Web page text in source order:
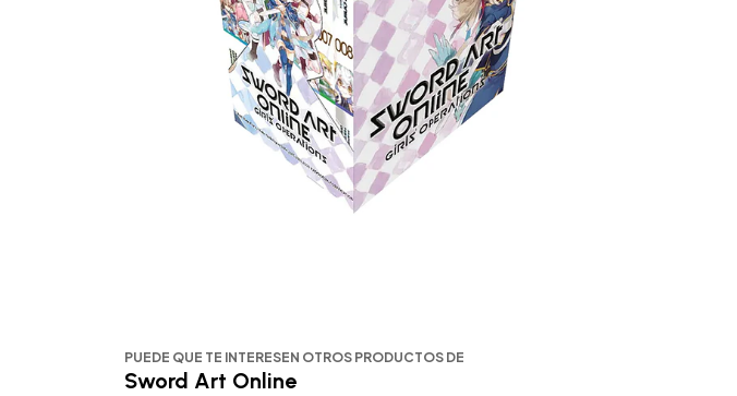
PUEDE QUE TE INTERESEN OTROS PRODUCTOS DE
Sword Art Online